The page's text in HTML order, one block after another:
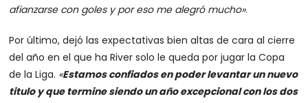
afianzarse con goles y por eso me alegró mucho».
Por último, dejó las expectativas bien altas de cara al cierre
del año en el que ha River solo le queda por jugar la Copa
de la Liga. «Estamos confiados en poder levantar un nuevo
titulo y que termine siendo un año excepcional con los dos